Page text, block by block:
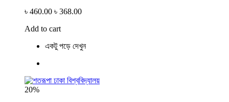
৳ 460.00 ৳ 368.00
Add to cart
একটু পড়ে দেখুন
20%